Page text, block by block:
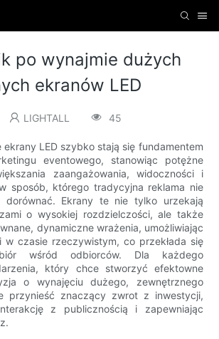
po wynajmie dużych
ekranów LED
LIGHTALL 45
LED szybko stają się fundamentem
eventowego, stanowiąc potężne
zaangażowania, widoczności i
sposób, którego tradycyjna reklama nie
Ekrany te nie tylko urzekają
o wysokiej rozdzielczości, ale także
dynamiczne wrażenia, umożliwiając
w czasie rzeczywistym, co przekłada się
wśród odbiorców. Dla każdego
który chce stworzyć efektowne
o wynajęciu dużego, zewnętrznego
przynieść znaczący zwrot z inwestycji,
z publicznością i zapewniając